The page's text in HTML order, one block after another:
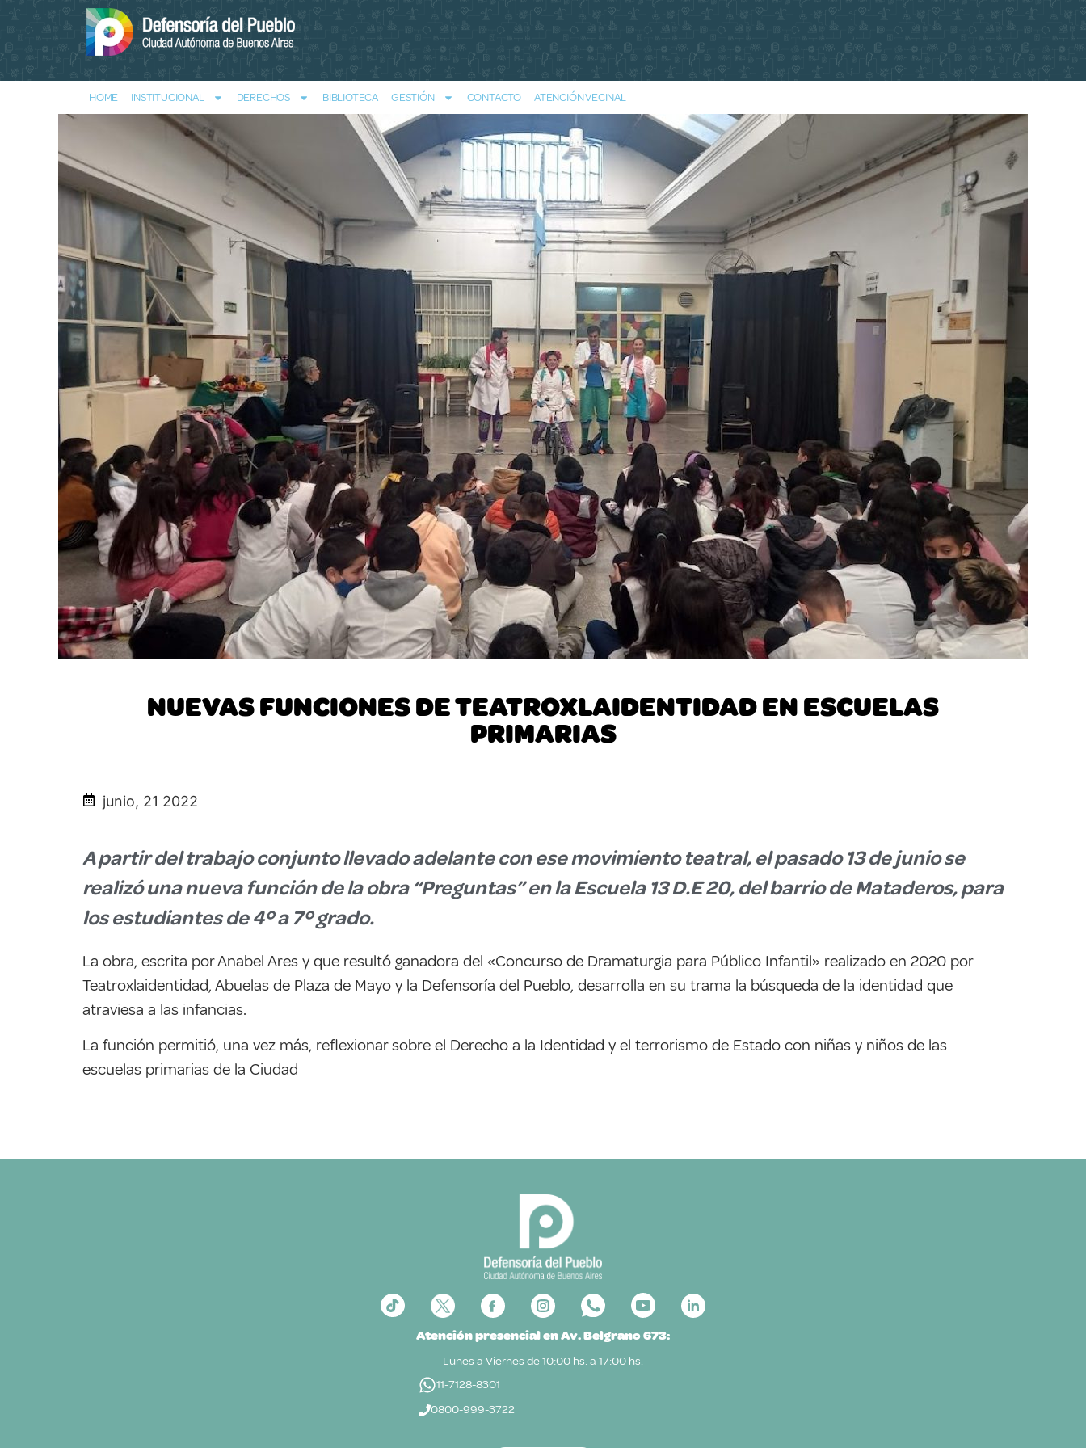
HOME INSTITUCIONAL DERECHOS BIBLIOTECA GESTIÓN CONTACTO ATENCIÓN VECINAL
NUEVAS FUNCIONES DE TEATROXLAIDENTIDAD EN ESCUELAS
PRIMARIAS
junio, 21 2022
A partir del trabajo conjunto llevado adelante con ese movimiento teatral, el pasado 13 de junio se
realizó una nueva función de la obra “Preguntas” en la Escuela 13 D.E 20, del barrio de Mataderos, para
los estudiantes de 4º a 7º grado.
La obra, escrita por Anabel Ares y que resultó ganadora del «Concurso de Dramaturgia para Público Infantil» realizado en 2020 por
Teatroxlaidentidad, Abuelas de Plaza de Mayo y la Defensoría del Pueblo, desarrolla en su trama la búsqueda de la identidad que
atraviesa a las infancias.
La función permitió, una vez más, reflexionar sobre el Derecho a la Identidad y el terrorismo de Estado con niñas y niños de las
escuelas primarias de la Ciudad
Atención presencial en Av. Belgrano 673:
Lunes a Viernes de 10:00 hs. a 17:00 hs.
11-7128-8301
0800-999-3722